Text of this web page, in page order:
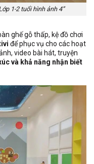
1-2 tuổi hình ảnh 4”
ghế gỗ thấp, kệ đồ chơi
để phục vụ cho các hoạt
video bài hát, truyện
và khả năng nhận biết